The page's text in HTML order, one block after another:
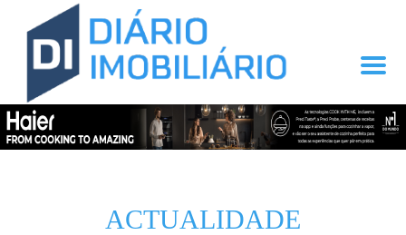
ACTUALIDADE